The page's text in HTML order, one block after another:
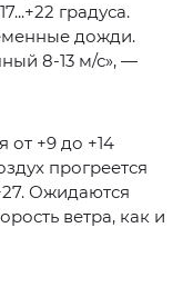
градуса.
дожди.
8-13 м/с», —
от +9 до +14
прогреется
Ожидаются
ветра, как и